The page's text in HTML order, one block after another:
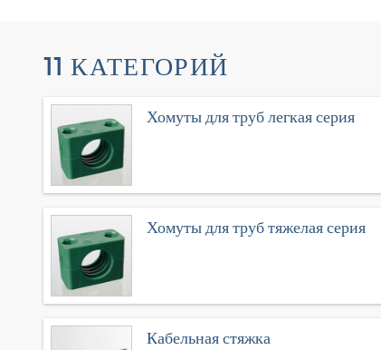
11 КАТЕГОРИЙ
Хомуты для труб легкая серия
Хомуты для труб тяжелая серия
Кабельная стяжка